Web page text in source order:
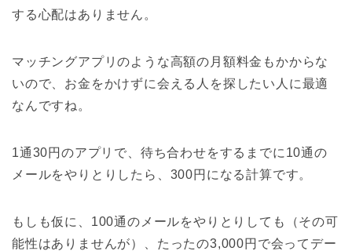
する心配はありません。
マッチングアプリのような高額の月額料金もかからな
いので、お金をかけずに会える人を探したい人に最適
なんですね。
1通30円のアプリで、待ち合わせをするまでに10通の
メールをやりとりしたら、300円になる計算です。
もしも仮に、100通のメールをやりとりしても（その可
能性はありませんが）、たったの3,000円で会ってデー